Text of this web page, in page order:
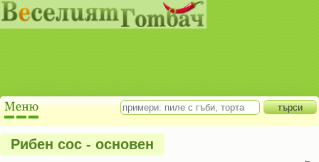
Рибен сос - основен